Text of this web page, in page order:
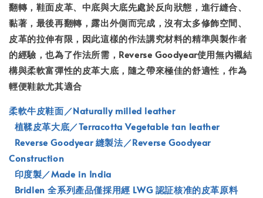
翻轉，鞋面皮革、中底與大底先處於反向狀態，進行縫合、
黏著，最後再翻轉，露出外側而完成，沒有太多修飾空間、
皮革的拉伸有限，因此這樣的作法講究材料的精準與製作者
的經驗，也為了作法所需，Reverse Goodyear使用無內襯結
構與柔軟富彈性的皮革大底，隨之帶來極佳的舒適性，作為
輕便鞋款尤其適合
柔軟牛皮鞋面／Naturally milled leather
植鞣皮革大底／Terracotta Vegetable tan leather
Reverse Goodyear 縫製法／Reverse Goodyear
Construction
印度製／Made in India
Bridlen 全系列產品僅採用經 LWG 認証核准的皮革原料